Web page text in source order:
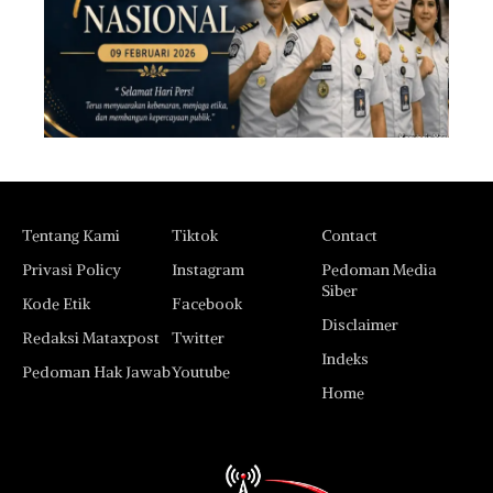
Tentang Kami
Privasi Policy
Kode Etik
Redaksi Mataxpost
Pedoman Hak Jawab
Tiktok
Instagram
Facebook
Twitter
Youtube
Contact
Pedoman Media
Siber
Disclaimer
Indeks
Home